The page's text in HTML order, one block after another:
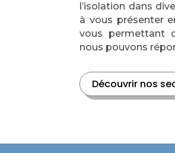
l’isolation dans
à vous présenter
vous permettant
nous pouvons
Découvrir nos